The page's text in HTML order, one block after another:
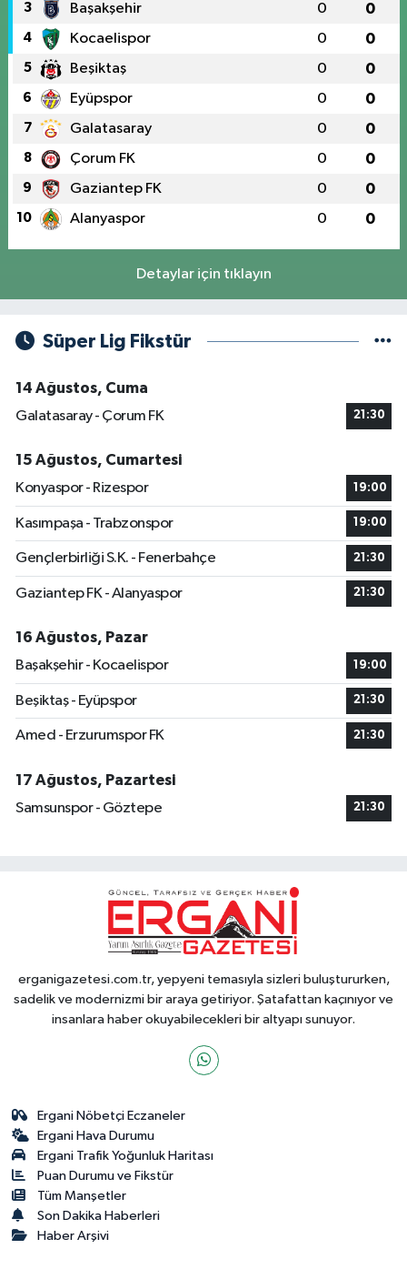
3 Başakşehir 0 0
4 Kocaelispor 0 0
5 Beşiktaş 0 0
6 Eyüpspor 0 0
7 Galatasaray 0 0
8 Çorum FK 0 0
9 Gaziantep FK 0 0
10 Alanyaspor 0 0
Detaylar için tıklayın
Süper Lig Fikstür
14 Ağustos, Cuma
Galatasaray - Çorum FK
21:30
15 Ağustos, Cumartesi
Konyaspor - Rizespor
19:00
Kasımpaşa - Trabzonspor 19:00
Gençlerbirliği S.K. - Fenerbahçe 21:30
Gaziantep FK - Alanyaspor 21:30
16 Ağustos, Pazar
Başakşehir - Kocaelispor
19:00
Beşiktaş - Eyüpspor 21:30
Amed - Erzurumspor FK 21:30
17 Ağustos, Pazartesi
Samsunspor - Göztepe
21:30
erganigazetesi.com.tr, yepyeni temasıyla sizleri buluştururken,
sadelik ve modernizmi bir araya getiriyor. Şatafattan kaçınıyor ve
insanlara haber okuyabilecekleri bir altyapı sunuyor.
Ergani Nöbetçi Eczaneler
Ergani Hava Durumu
Ergani Trafik Yoğunluk Haritası
Puan Durumu ve Fikstür
Tüm Manşetler
Son Dakika Haberleri
Haber Arşivi